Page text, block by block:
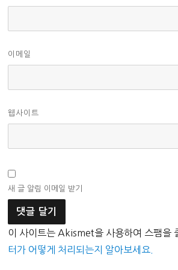
이메일
웹사이트
새 글 알림 이메일 받기
이 사이트는 Akismet을 사용하여 스팸을
터가 어떻게 처리되는지 알아보세요.